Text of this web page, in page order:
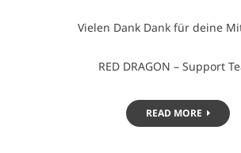
Vielen Dank Dank für deine
RED DRAGON – Support
READ MORE